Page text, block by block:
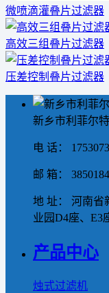
微喷滴灌叠片过滤器
高效三组叠片过滤器
压差控制叠片过滤器
新乡市利菲尔
电 话：
邮 箱：
地 址： 河南省
业园D4座、E3
产品中心
烛式过滤机